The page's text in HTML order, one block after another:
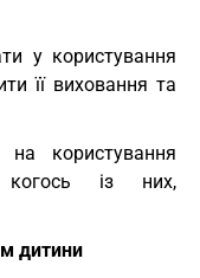
у користування
її виховання та
користування
із них,
дитини